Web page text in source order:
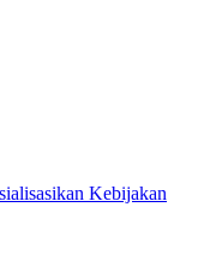
Kebijakan